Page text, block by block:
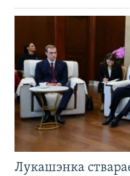
Лукашэнка